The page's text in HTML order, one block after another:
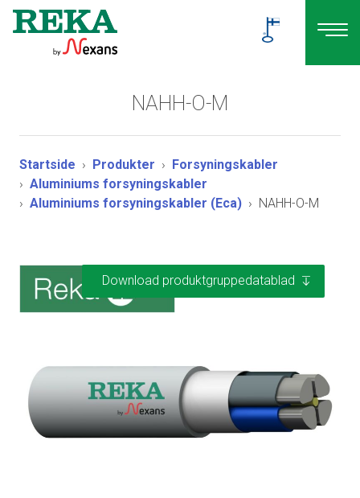
NAHH-O-M
Startside Produkter
Forsyningskabler
Aluminiums forsyningskabler
Aluminiums forsyningskabler (Eca)
NAHH-O-M
Download produktgruppedatablad